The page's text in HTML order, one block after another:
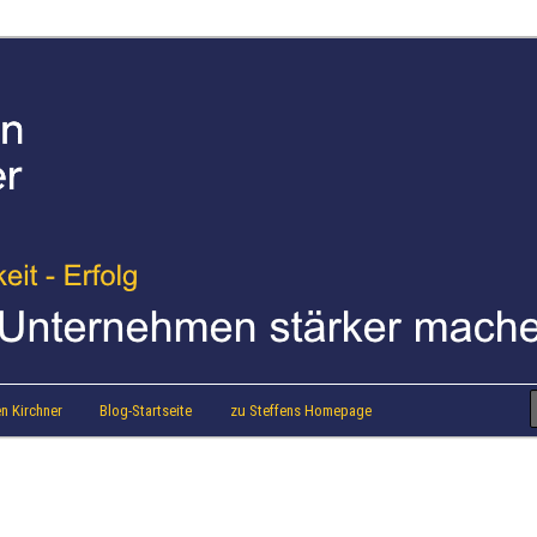
Kirchner Blog-Startseite zu Steffens Homepage